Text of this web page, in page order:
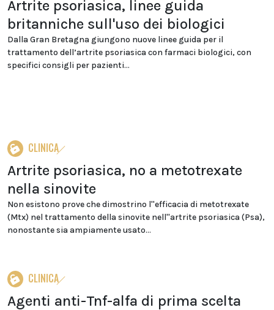
Artrite psoriasica, linee guida
britanniche sull'uso dei biologici
Dalla Gran Bretagna giungono nuove linee guida per il
trattamento dell’artrite psoriasica con farmaci biologici, con
specifici consigli per pazienti...
CLINICA
Artrite psoriasica, no a metotrexate
nella sinovite
Non esistono prove che dimostrino l''efficacia di metotrexate
(Mtx) nel trattamento della sinovite nell''artrite psoriasica (Psa),
nonostante sia ampiamente usato...
CLINICA
Agenti anti-Tnf-alfa di prima scelta